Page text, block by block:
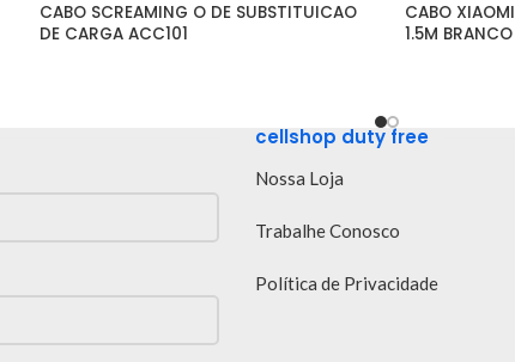
CABO SCREAMING O DE SUBSTITUICAO
DE CARGA ACC101
CABO
1.5M BRANCO
cellshop duty free
Nossa Loja
Trabalhe Conosco
Política de Privacidade